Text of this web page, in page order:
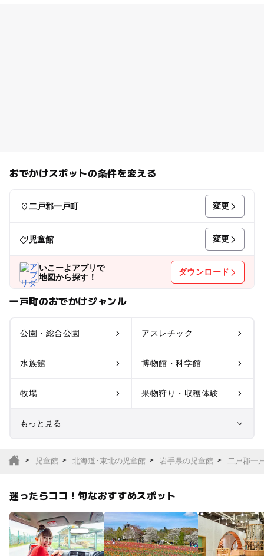
おでかけスポットの条件を変える
二戸郡一戸町 変更
児童館 変更
いこーよアプリで
地図から探す！
ダウンロード
一戸町のおでかけジャンル
公園・総合公園 アスレチック
水族館 博物館・科学館
牧場 果物狩り・収穫体験
もっと見る
サファリパーク
植物園・フラワーパー
ク
キャンプ場 バーベキュー
児童館 北海道･東北の児童館 岩手県の児童館 二戸郡一
迷ったらココ！旬なおすすめスポット